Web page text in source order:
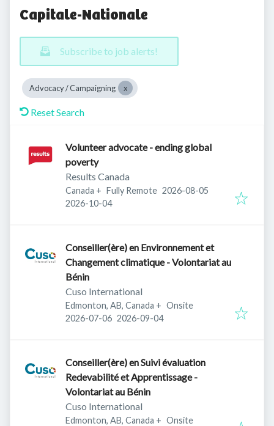
Capitale-Nationale
Subscribe to job alerts!
Advocacy / Campaigning
Reset Search
Volunteer advocate - ending global
poverty
Results Canada
Canada + Fully Remote Published:
2026-08-05
Expires:
2026-10-04
Conseiller(ère) en Environnement et
Changement climatique - Volontariat au
Bénin
Cuso International
Edmonton, AB, Canada + Onsite
Published:
2026-07-06 Expires:
2026-09-04
Conseiller(ère) en Suivi évaluation
Redevabilité et Apprentissage -
Volontariat au Bénin
Cuso International
Edmonton, AB, Canada + Onsite